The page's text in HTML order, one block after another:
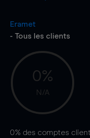
Eramet
- Tous les clients
0%
N/A
0% des comptes